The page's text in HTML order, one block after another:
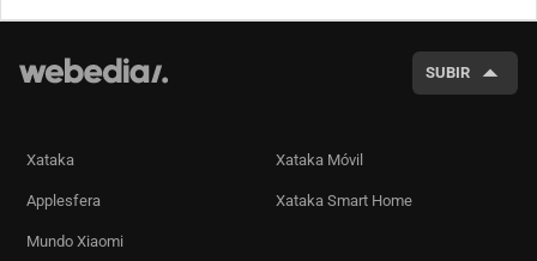
SUBIR
Xataka Xataka Móvil
Applesfera Xataka Smart Home
Mundo Xiaomi